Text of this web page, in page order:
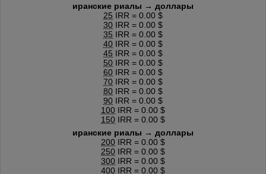
иранские риалы → доллары
25 IRR = 0.00 $
30 IRR = 0.00 $
35 IRR = 0.00 $
40 IRR = 0.00 $
45 IRR = 0.00 $
50 IRR = 0.00 $
60 IRR = 0.00 $
70 IRR = 0.00 $
80 IRR = 0.00 $
90 IRR = 0.00 $
100 IRR = 0.00 $
150 IRR = 0.00 $
иранские риалы → доллары
200 IRR = 0.00 $
250 IRR = 0.00 $
300 IRR = 0.00 $
400 IRR = 0.00 $